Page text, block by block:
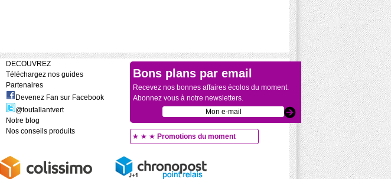
DECOUVREZ
Téléchargez nos guides
Partenaires
Devenez Fan sur Facebook
@toutallantvert
Notre blog
Nos conseils produits
Bons plans par email
Recevez nos bonnes affaires écolos du moment.
Abonnez vous à notre newsletters.
★ ★ ★ Promotions du moment